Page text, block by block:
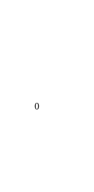
0